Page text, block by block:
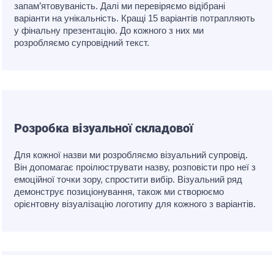
запам’ятовуваність. Далі ми перевіряємо відібрані
варіанти на унікальність. Кращі 15 варіантів потрапляють
у фінальну презентацію. До кожного з них ми
розробляємо супровідний текст.
Розробка візуальної складової
Для кожної назви ми розробляємо візуальний супровід.
Він допомагає проілюструвати назву, розповісти про неї з
емоційної точки зору, спростити вибір. Візуальний ряд
демонструє позиціонування, також ми створюємо
орієнтовну візуалізацію логотипу для кожного з варіантів.